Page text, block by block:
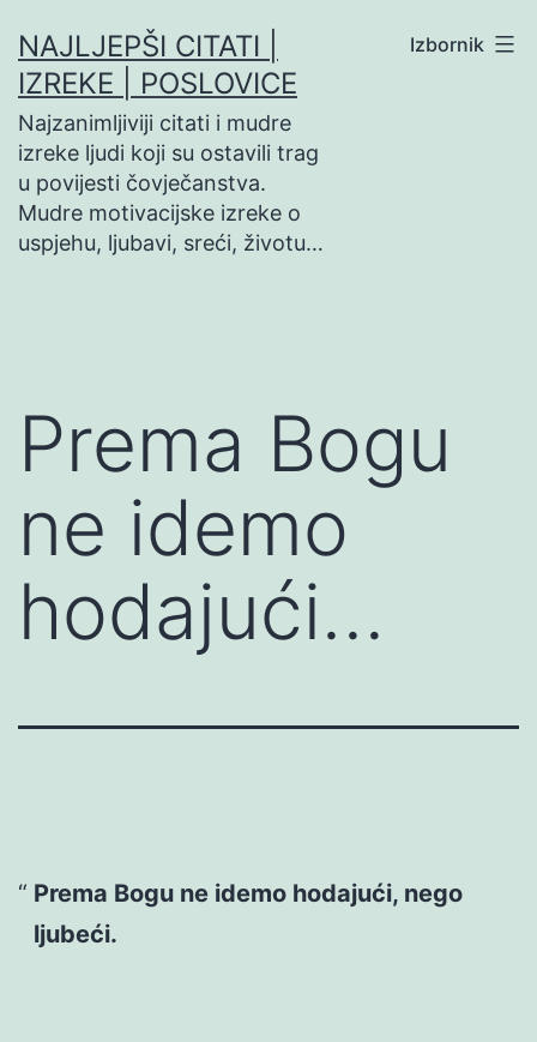
na
sadržaj
NAJLJEPŠI CITATI |
IZREKE | POSLOVICE
Najzanimljiviji citati i mudre
izreke ljudi koji su ostavili trag
u povijesti čovječanstva.
Mudre motivacijske izreke o
uspjehu, ljubavi, sreći, životu…
Izbornik
Prema Bogu
ne idemo
hodajući…
Prema Bogu ne idemo hodajući, nego
ljubeći.